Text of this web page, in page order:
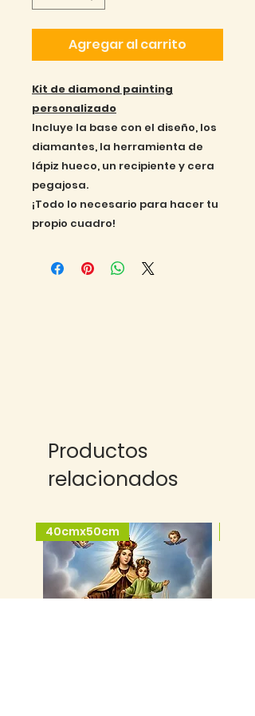
Agregar al carrito
Kit de diamond painting
personalizado
Incluye la base con el diseño, los
diamantes, la herramienta de
lápiz hueco, un recipiente y cera
pegajosa.
¡Todo lo necesario para hacer tu
propio cuadro!
Productos
relacionados
40cmx50cm